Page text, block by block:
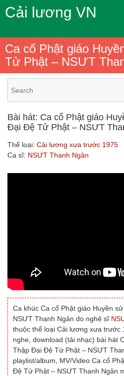
Cải lương VN
Ca cổ Phật giáo
Tử Phật – NSƯT
Bài hát: Ca cổ Phật giáo
Đại Đệ Tử Phật – NSƯT
Thể loại: Cải lương xưa trước 1975
Ca sĩ: NSƯT Thanh Ngân
Ca khúc Ca cổ Phật giáo Huyền
NSƯT Thanh Ngân do nghệ sĩ
thuộc thể loại Cải lương xưa trước
nghe, download (tải nhạc) bài hát
Thập Đại Đệ Tử Phật – NSƯT
playlist/album, MV/Video Ca cổ
Đệ Tử Phật – NSƯT Thanh Ngân